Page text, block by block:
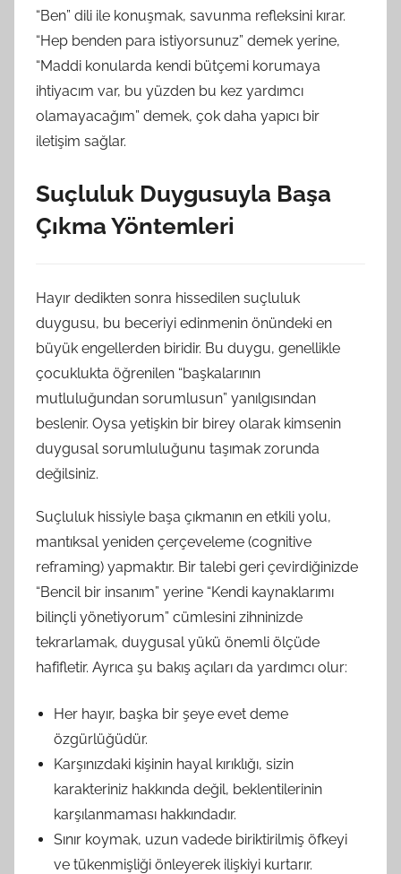
“Ben” dili ile konuşmak, savunma refleksini kırar.
“Hep benden para istiyorsunuz” demek yerine,
“Maddi konularda kendi bütçemi korumaya
ihtiyacım var, bu yüzden bu kez yardımcı
olamayacağım” demek, çok daha yapıcı bir
iletişim sağlar.
Suçluluk Duygusuyla Başa
Çıkma Yöntemleri
Hayır dedikten sonra hissedilen suçluluk
duygusu, bu beceriyi edinmenin önündeki en
büyük engellerden biridir. Bu duygu, genellikle
çocuklukta öğrenilen “başkalarının
mutluluğundan sorumlusun” yanılgısından
beslenir. Oysa yetişkin bir birey olarak kimsenin
duygusal sorumluluğunu taşımak zorunda
değilsiniz.
Suçluluk hissiyle başa çıkmanın en etkili yolu,
mantıksal yeniden çerçeveleme (cognitive
reframing) yapmaktır. Bir talebi geri çevirdiğinizde
“Bencil bir insanım” yerine “Kendi kaynaklarımı
bilinçli yönetiyorum” cümlesini zihninizde
tekrarlamak, duygusal yükü önemli ölçüde
hafifletir. Ayrıca şu bakış açıları da yardımcı olur:
Her hayır, başka bir şeye evet deme
özgürlüğüdür.
Karşınızdaki kişinin hayal kırıklığı, sizin
karakteriniz hakkında değil, beklentilerinin
karşılanmaması hakkındadır.
Sınır koymak, uzun vadede biriktirilmiş öfkeyi
ve tükenmişliği önleyerek ilişkiyi kurtarır.